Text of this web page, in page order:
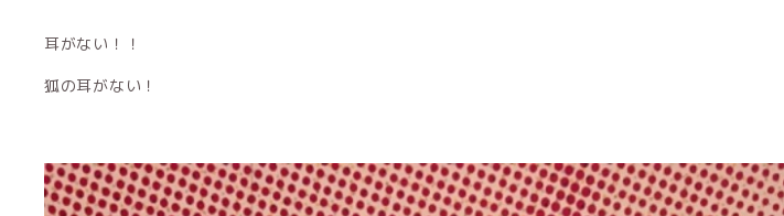
耳がない！！
狐の耳がない！